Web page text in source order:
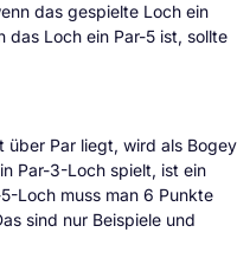
das gespielte Loch ein
das Loch ein Par-5 ist, sollte
über Par liegt, wird als Bogey
Par-3-Loch spielt, ist ein
Loch muss man 6 Punkte
sind nur Beispiele und